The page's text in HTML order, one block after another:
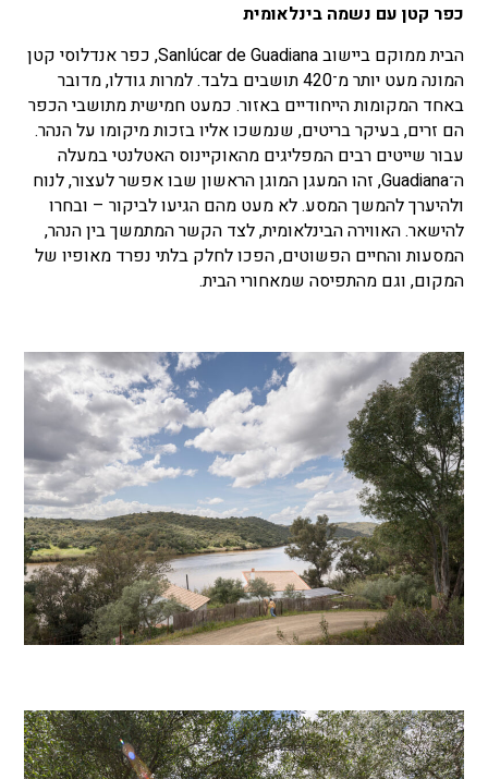
כפר קטן עם נשמה בינלאומית
הבית ממוקם ביישוב Sanlúcar de Guadiana, כפר אנדלוסי קטן
המונה מעט יותר מ־420 תושבים בלבד. למרות גודלו, מדובר
באחד המקומות הייחודיים באזור. כמעט חמישית מתושבי הכפר
הם זרים, בעיקר בריטים, שנמשכו אליו בזכות מיקומו על הנהר.
עבור שייטים רבים המפליגים מהאוקיינוס האטלנטי במעלה
ה־Guadiana, זהו המעגן המוגן הראשון שבו אפשר לעצור, לנוח
ולהיערך להמשך המסע. לא מעט מהם הגיעו לביקור – ובחרו
להישאר. האווירה הבינלאומית, לצד הקשר המתמשך בין הנהר,
המסעות והחיים הפשוטים, הפכו לחלק בלתי נפרד מאופיו של
המקום, וגם מהתפיסה שמאחורי הבית.